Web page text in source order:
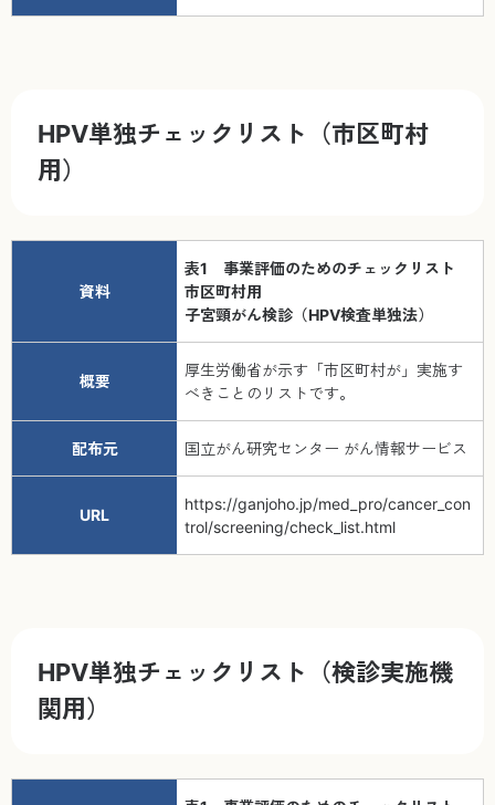
HPV単独チェックリスト（市区町村
用）
資料
表1 事業評価のためのチェックリスト
市区町村用
子宮頸がん検診（HPV検査単独法）
概要
厚生労働省が示す「市区町村が」実施す
べきことのリストです。
配布元 国立がん研究センター がん情報サービス
URL
https://ganjoho.jp/med_pro/cancer_con
trol/screening/check_list.html
HPV単独チェックリスト（検診実施機
関用）